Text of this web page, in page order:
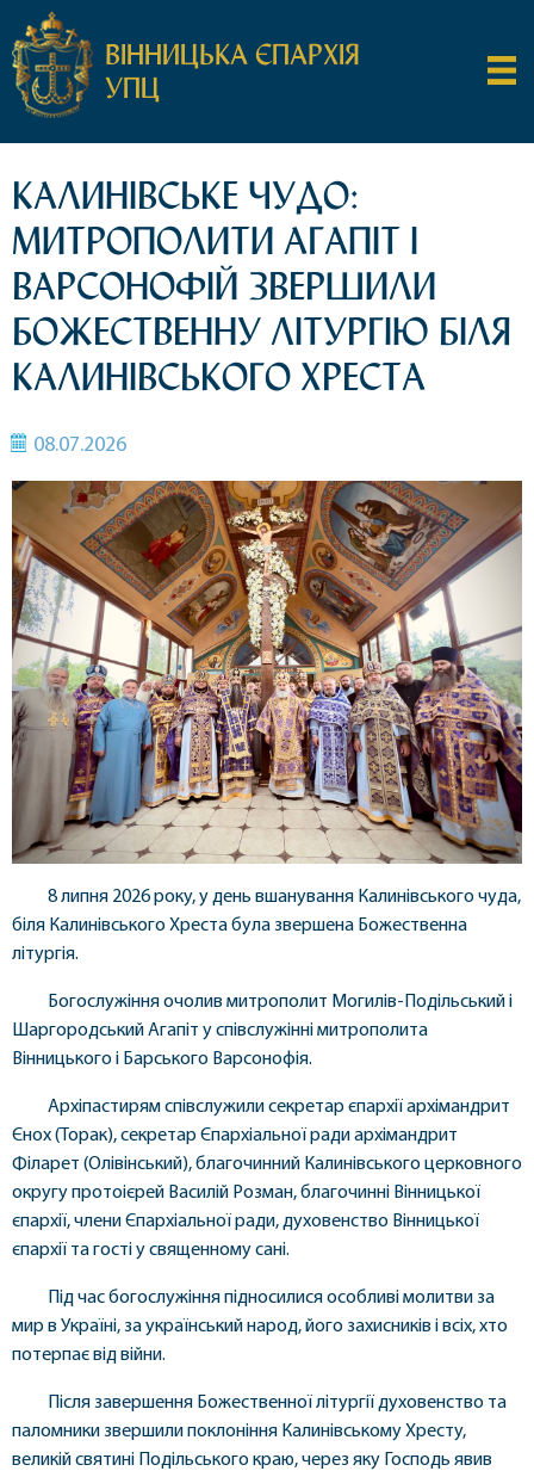
ВІННИЦЬКА ЄПАРХІЯ
УПЦ
КАЛИНІВСЬКЕ ЧУДО:
МИТРОПОЛИТИ АГАПІТ І
ВАРСОНОФІЙ ЗВЕРШИЛИ
БОЖЕСТВЕННУ ЛІТУРГІЮ БІЛЯ
КАЛИНІВСЬКОГО ХРЕСТА
08.07.2026
8 липня 2026 року, у день вшанування Калинівського чуда,
біля Калинівського Хреста була звершена Божественна
літургія.
Богослужіння очолив митрополит Могилів-Подільський і
Шаргородський Агапіт у співслужінні митрополита
Вінницького і Барського Варсонофія.
Архіпастирям співслужили секретар єпархії архімандрит
Єнох (Торак), секретар Єпархіальної ради архімандрит
Філарет (Олівінський), благочинний Калинівського церковного
округу протоієрей Василій Розман, благочинні Вінницької
єпархії, члени Єпархіальної ради, духовенство Вінницької
єпархії та гості у священному сані.
Під час богослужіння підносилися особливі молитви за
мир в Україні, за український народ, його захисників і всіх, хто
потерпає від війни.
Після завершення Божественної літургії духовенство та
паломники звершили поклоніння Калинівському Хресту,
великій святині Подільського краю, через яку Господь явив